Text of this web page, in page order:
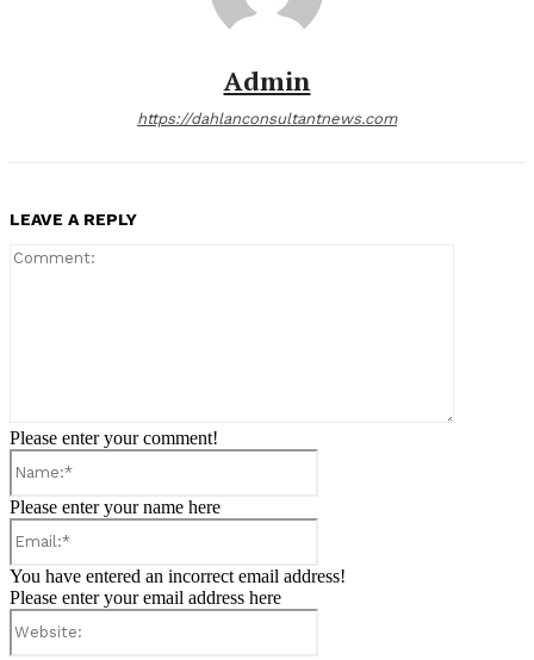
Admin
https://dahlanconsultantnews.com
LEAVE A REPLY
Please enter your comment!
Please enter your name here
You have entered an incorrect email address!
Please enter your email address here